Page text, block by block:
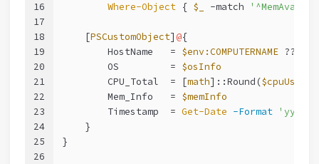
16
17
18
19
20
21
22
23
24
25
26
Where-Object { $_ -match
    [
PSCustomObject] @{
        HostName   =
$env:COMPUTERNAME ??
        OS         =
$osInfo
        CPU_Total  = [
math]::Round($cpuUsage
        Mem_Info   =
$memInfo
        Timestamp  =
Get-Date -Format
'yyyy-
    }
}